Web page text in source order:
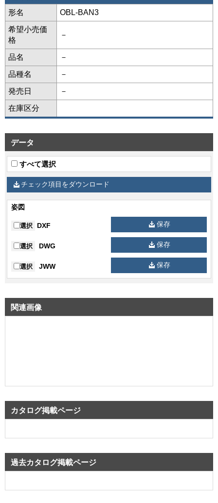
形名 OBL-BAN3
希望小売価
格
－
品名 －
品種名 －
発売日 －
在庫区分
データ
すべて選択
チェック項目をダウンロード
姿図
選択 DXF 保存
選択 DWG 保存
選択 JWW 保存
関連画像
カタログ掲載ページ
過去カタログ掲載ページ